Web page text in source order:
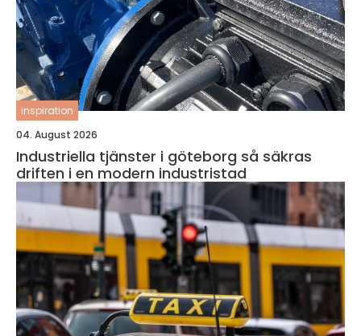
inspiration
04. August 2026
Industriella tjänster i göteborg så säkras
driften i en modern industristad